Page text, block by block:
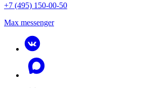
+7 (495) 150-00-50
Max messenger